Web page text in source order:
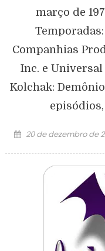
março de
Companhias
Inc. e Universal
Kolchak:
20 de dezembro de